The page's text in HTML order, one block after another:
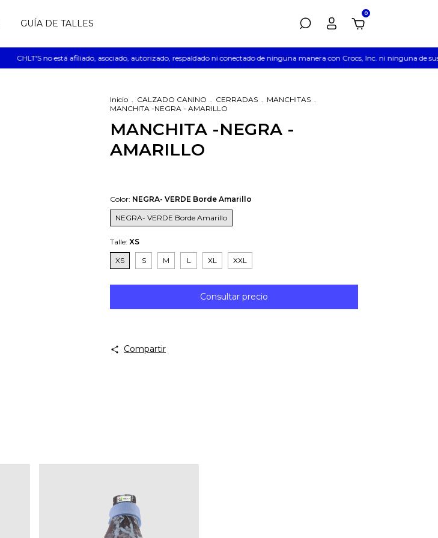
GUÍA DE TALLES
0
CHLT'S no está afiliado, asociado, autorizado, respaldado ni conectado de ninguna manera con Crocs, Inc. ni ninguna de sus
Inicio . CALZADO CANINO . CERRADAS . MANCHITAS .
MANCHITA -NEGRA - AMARILLO
MANCHITA -NEGRA -
AMARILLO
Color: NEGRA- VERDE Borde Amarillo
NEGRA- VERDE Borde Amarillo
Talle: XS
XS S M L XL XXL
Compartir